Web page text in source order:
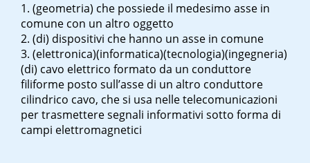
(geometria) che possiede il medesimo asse in
comune con un altro oggetto
(di) dispositivi che hanno un asse in comune
(elettronica)(informatica)(tecnologia)(ingegneria)
(di) cavo elettrico formato da un conduttore
filiforme posto sull’asse di un altro conduttore
cilindrico cavo, che si usa nelle telecomunicazioni
per trasmettere segnali informativi sotto forma di
campi elettromagnetici